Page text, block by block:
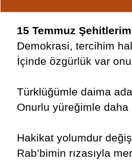
15 Temmuz
Demokrasi, tercihim
İçinde özgürlük var
Türklüğümle daima
Onurlu yüreğimle
Hakikat yolumdur
Rab’bimin rızasıyla